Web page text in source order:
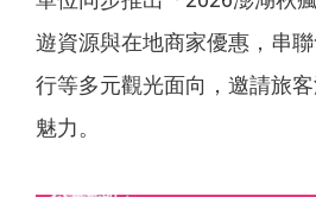
遊資源與在地商家優惠，串聯
行等多元觀光面向，邀請旅
魅力。